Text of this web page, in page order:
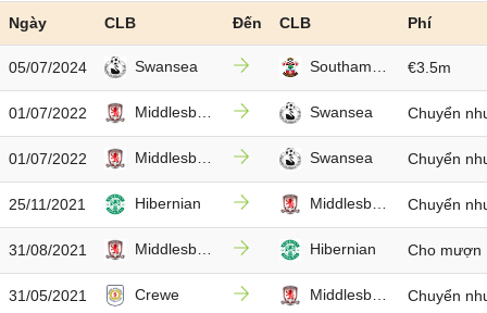
Ngày CLB Đến CLB Phí
05/07/2024 Swansea Southampton €3.5m
01/07/2022 Middlesbrough Swansea Chuyển
01/07/2022 Middlesbrough Swansea Chuyển
25/11/2021 Hibernian Middlesbrough Chuyển
31/08/2021 Middlesbrough Hibernian Cho mượn
31/05/2021 Crewe Middlesbrough Chuyển